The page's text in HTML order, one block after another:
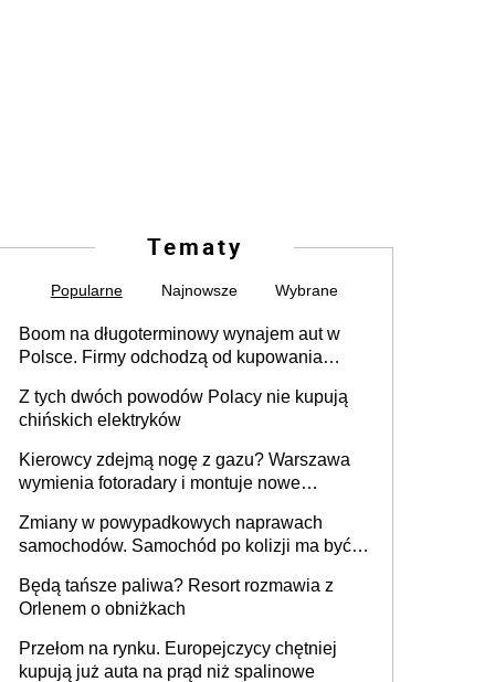
Tematy
Popularne Najnowsze Wybrane
Boom na długoterminowy wynajem aut w
Polsce. Firmy odchodzą od kupowania
Z tych dwóch powodów Polacy nie kupują
chińskich elektryków
Kierowcy zdejmą nogę z gazu? Warszawa
wymienia fotoradary i montuje nowe
Zmiany w powypadkowych naprawach
samochodów. Samochód po kolizji ma być
technologią producenta
Będą tańsze paliwa? Resort rozmawia z
Orlenem o obniżkach
Przełom na rynku. Europejczycy chętniej
kupują już auta na prąd niż spalinowe